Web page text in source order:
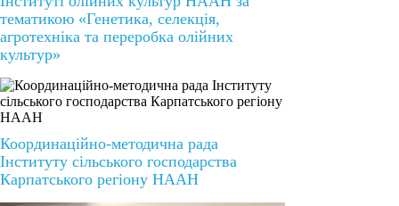
тематикою «Генетика, селекція,
агротехніка та переробка олійних
культур»
Координаційно-методична рада
Інституту сільського господарства
Карпатського регіону НААН